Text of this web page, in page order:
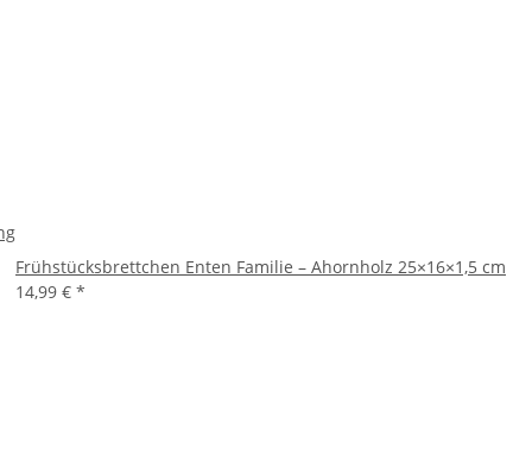
Frühstücksbrettchen Enten Familie – Ahornholz 25×16×1,5 cm
14,99 € *